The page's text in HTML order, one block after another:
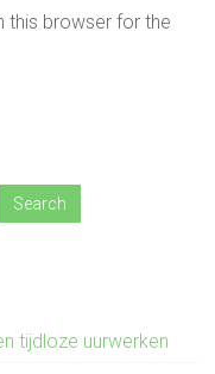
this browser for the
tijdloze uurwerken